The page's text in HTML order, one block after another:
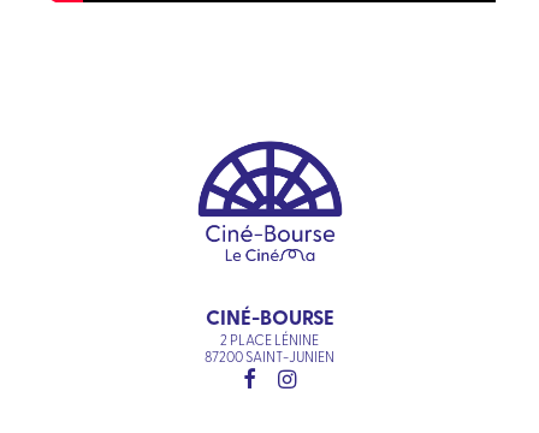
CINÉ-BOURSE
2 PLACE LÉNINE
87200 SAINT-JUNIEN